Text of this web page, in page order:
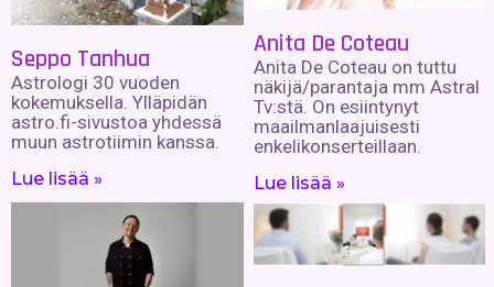
Seppo Tanhua
Astrologi 30 vuoden
kokemuksella. Ylläpidän
astro.fi-sivustoa yhdessä
muun astrotiimin kanssa.
Lue lisää »
Anita De Coteau
Anita De Coteau on tuttu
näkijä/parantaja mm Astral
Tv:stä. On esiintynyt
maailmanlaajuisesti
enkelikonserteillaan.
Lue lisää »